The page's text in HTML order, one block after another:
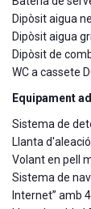
Dipòsit aigua
Dipòsit aigua
Dipòsit de
WC a cassete
Equipament
Sistema de
Llanta
Volant en pell
Sistema de
Internet” amb